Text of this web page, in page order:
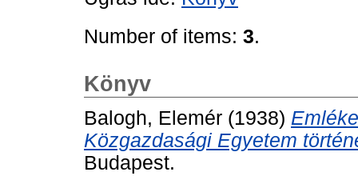
Number of items: 3.
Könyv
Balogh, Elemér (1938)
Közgazdasági Egyetem
Budapest.